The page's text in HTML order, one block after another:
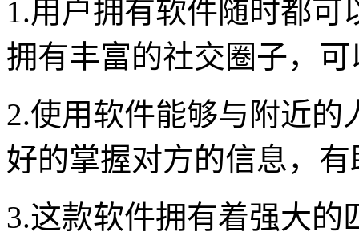
1.用户拥有软件随时都
拥有丰富的社交圈子，
2.使用软件能够与附近
好的掌握对方的信息，
3.这款软件拥有着强大